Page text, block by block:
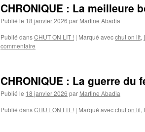
CHRONIQUE : La meilleure
Publié le 18 janvier 2026 par Martine Abadia
Publié dansCHUT ON LIT ! | Marqué avecchut on lit,
commentaire
CHRONIQUE : La guerre du
Publié le 18 janvier 2026 par Martine Abadia
Publié dansCHUT ON LIT ! | Marqué avecchut on lit,